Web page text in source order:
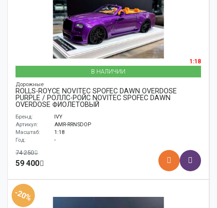
1:18
В НАЛИЧИИ
Дорожные
ROLLS-ROYCE NOVITEC SPOFEC DAWN OVERDOSE
PURPLE / РОЛЛС-РОЙС NOVITEC SPOFEC DAWN
OVERDOSE ФИОЛЕТОВЫЙ
Бренд:
IVY
Артикул:
AMR-RRNSDOP
Масштаб:
1:18
Год:
-
74 250
59 400
-20%